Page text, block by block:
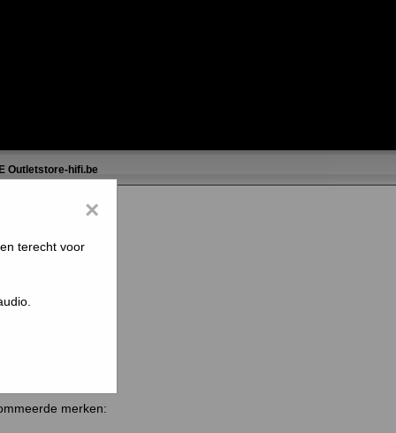
Outletstore-hifi.be
×
terecht voor
merken: